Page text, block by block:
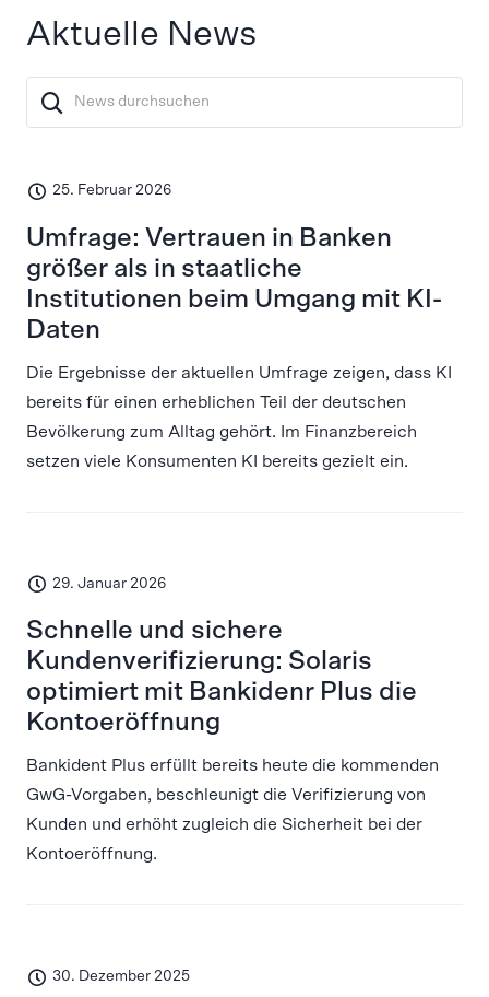
Aktuelle News
25. Februar 2026
Umfrage: Vertrauen in Banken
größer als in staatliche
Institutionen beim Umgang mit KI-
Daten
Die Ergebnisse der aktuellen Umfrage zeigen, dass KI
bereits für einen erheblichen Teil der deutschen
Bevölkerung zum Alltag gehört. Im Finanzbereich
setzen viele Konsumenten KI bereits gezielt ein.
29. Januar 2026
Schnelle und sichere
Kundenverifizierung: Solaris
optimiert mit Bankidenr Plus die
Kontoeröffnung
Bankident Plus erfüllt bereits heute die kommenden
GwG-Vorgaben, beschleunigt die Verifizierung von
Kunden und erhöht zugleich die Sicherheit bei der
Kontoeröffnung.
30. Dezember 2025